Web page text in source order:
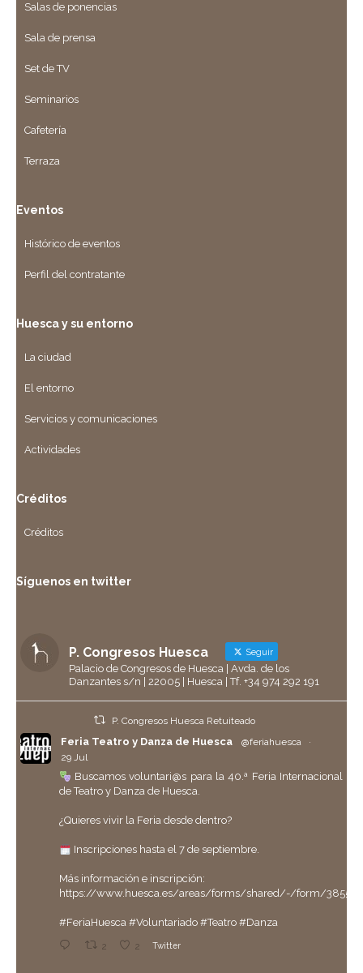
Salas de ponencias
Sala de prensa
Set de TV
Seminarios
Cafetería
Terraza
Eventos
Histórico de eventos
Perfil del contratante
Huesca y su entorno
La ciudad
El entorno
Servicios y comunicaciones
Actividades
Créditos
Créditos
Síguenos en twitter
P. Congresos Huesca Seguir
Palacio de Congresos de Huesca | Avda. de los
Danzantes s/n | 22005 | Huesca | Tf. +34 974 292 191
P. Congresos Huesca Retuiteado
Feria Teatro y Danza de Huesca @feriahuesca
·
29 Jul
Buscamos voluntari@s para la 40.ª Feria Internacional
de Teatro y Danza de Huesca.
¿Quieres vivir la Feria desde dentro?
Inscripciones hasta el 7 de septiembre.
Más información e inscripción:
https://www.huesca.es/areas/forms/shared/-/form/
#FeriaHuesca #Voluntariado #Teatro #Danza
2 2 Twitter